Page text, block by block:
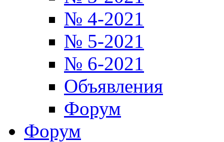
№ 4-2021
№ 5-2021
№ 6-2021
Объявления
Форум
Форум